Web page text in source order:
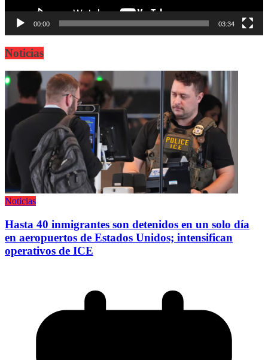
00:00 03:34
Noticias
Noticias
Hasta 40 inmigrantes son detenidos en un solo día
en aeropuertos de Estados Unidos; intensifican
operativos de ICE